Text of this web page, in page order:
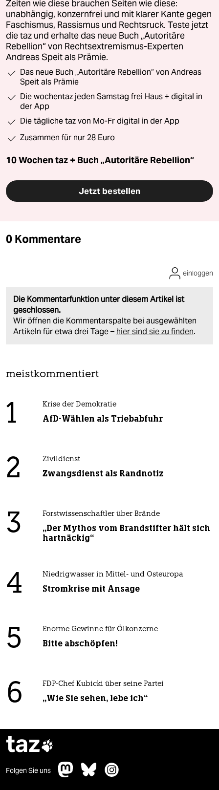
Zeiten wie diese brauchen Seiten wie diese:
unabhängig, konzernfrei und mit klarer Kante gegen
Faschismus, Rassismus und Rechtsruck. Teste jetzt
die taz und erhalte das neue Buch „Autoritäre
Rebellion“ von Rechtsextremismus-Experten
Andreas Speit als Prämie.
Das neue Buch „Autoritäre Rebellion“ von Andreas
Speit als Prämie
Die wochentaz jeden Samstag frei Haus + digital in
der App
Die tägliche taz von Mo-Fr digital in der App
Zusammen für nur 28 Euro
10 Wochen taz + Buch „Autoritäre Rebellion“
Jetzt bestellen
0 Kommentare
Die Kommentarfunktion unter diesem Artikel ist
geschlossen.
Wir öffnen die Kommentarspalte bei ausgewählten
Artikeln für etwa drei Tage – hier sind sie zu finden.
einloggen
meistkommentiert
1 Krise der Demokratie
AfD-Wählen als Triebabfuhr
2 Zivildienst
Zwangsdienst als Randnotiz
3 Forstwissenschaftler über Brände
„Der Mythos vom Brandstifter hält sich
hartnäckig“
4 Niedrigwasser in Mittel- und Osteuropa
Stromkrise mit Ansage
5 Enorme Gewinne für Ölkonzerne
Bitte abschöpfen!
6 FDP-Chef Kubicki über seine Partei
„Wie Sie sehen, lebe ich“
taz
Folgen Sie uns